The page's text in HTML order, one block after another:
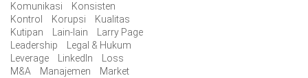
Komunikasi
Konsisten
Kontrol
Korupsi
Kualitas
Kutipan
Lain-lain
Larry Page
Leadership
Legal & Hukum
Leverage
LinkedIn
Loss
M&A
Manajemen
Market